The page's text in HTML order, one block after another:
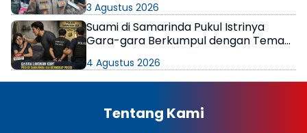
3 Agustus 2026
Suami di Samarinda Pukul Istrinya
Gara-gara Berkumpul dengan Teman
4 Agustus 2026
Tentang Kami